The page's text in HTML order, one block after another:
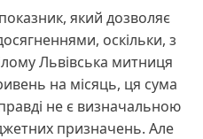
який дозволяє
оскільки, з
Львівська митниця
на місяць, ця сума
не є визначальною
призначень. Але